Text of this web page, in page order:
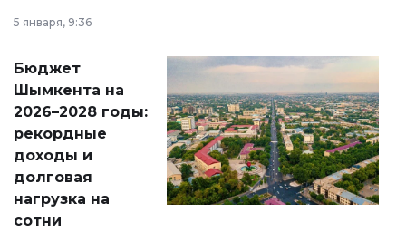
принести
народу
Венесуэлы.
5 января, 9:36
Бюджет
Шымкента на
2026–2028 годы:
рекордные
доходы и
долговая
нагрузка на
сотни